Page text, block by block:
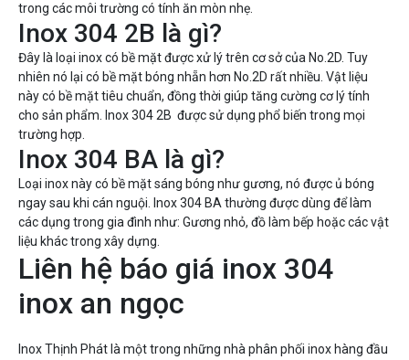
trong các môi trường có tính ăn mòn nhẹ.
Inox 304 2B là gì?
Đây là loại inox có bề mặt được xử lý trên cơ sở của No.2D. Tuy
nhiên nó lại có bề mặt bóng nhẵn hơn No.2D rất nhiều. Vật liệu
này có bề mặt tiêu chuẩn, đồng thời giúp tăng cường cơ lý tính
cho sản phẩm. Inox 304 2B được sử dụng phổ biến trong mọi
trường hợp.
Inox 304 BA là gì?
Loại inox này có bề mặt sáng bóng như gương, nó được ủ bóng
ngay sau khi cán nguội. Inox 304 BA thường được dùng để làm
các dụng trong gia đình như: Gương nhỏ, đồ làm bếp hoặc các vật
liệu khác trong xây dựng.
Liên hệ báo giá inox 304
inox an ngọc
Inox Thịnh Phát là một trong những nhà phân phối inox hàng đầu